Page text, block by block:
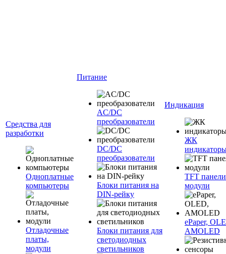
Средства для
разработки
Одноплатные
компьютеры
Отладочные
платы,
модули
Питание
AC/DC
преобразователи
DC/DC
преобразователи
Блоки питания на
DIN-рейку
Блоки питания для
светодиодных
светильников
Индикация
ЖК
TFT
модули
ePaper,
AMOLED